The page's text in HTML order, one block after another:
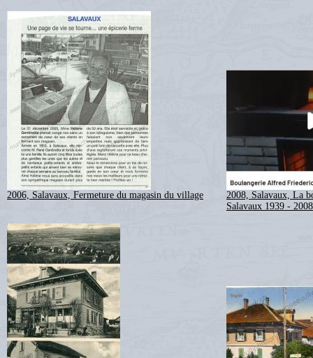
2006, Salavaux, Fermeture du magasin du village
2008, Salavaux, La
Salavaux 1939 - 2008